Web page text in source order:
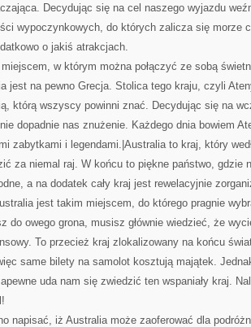
Decydując się na cel naszego wyjazdu
wypoczynkowych, do których zalicza się morze
o jakiś atrakcjach.
miejscem, w którym można połączyć ze sobą
jest na pewno Grecja. Stolica tego kraju, czyli
którą wszyscy powinni znać. Decydując się na
dopadnie nas znużenie. Każdego dnia bowiem
zabytkami i legendami.|Australia to kraj, który
za niemal raj. W końcu to piękne państwo, gdzie
a na dodatek cały kraj jest rewelacyjnie
jest takim miejscem, do którego pragnie
do owego grona, musisz głównie wiedzieć, że
To przecież kraj zlokalizowany na końcu
same bilety na samolot kosztują majątek.
uda nam się zwiedzić ten wspaniały kraj.
napisać, iż Australia może zaoferować dla